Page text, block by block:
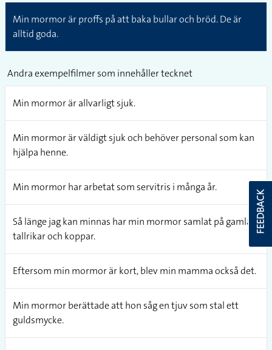
Min mormor är proffs på att baka bullar och bröd. De är
alltid goda.
Andra exempelfilmer som innehåller tecknet
Min mormor är allvarligt sjuk.
Min mormor är väldigt sjuk och behöver personal som kan
hjälpa henne.
Min mormor har arbetat som servitris i många år.
Så länge jag kan minnas har min mormor samlat på gamla
tallrikar och koppar.
Eftersom min mormor är kort, blev min mamma också det.
Min mormor berättade att hon såg en tjuv som stal ett
guldsmycke.
FEEDBACK